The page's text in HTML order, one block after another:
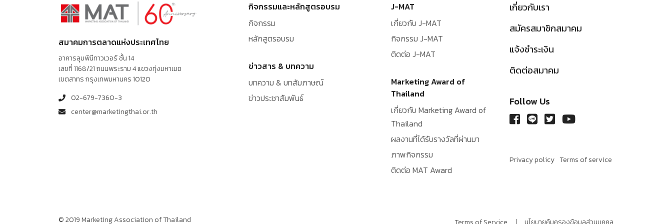
สมาคมการตลาดแห่งประเทศไทย
อาคารลุมพินีทาวเวอร์ ชั้น 14
เลขที่ 1168/21 ถนนพระราม 4 แขวงทุ่งมหาเมฆ
เขตสาทร กรุงเทพมหานคร 10120
02-679-7360-3
center@marketingthai.or.th
กิจกรรมและหลักสูตรอบรม
กิจกรรม
หลักสูตรอบรม
ข่าวสาร & บทความ
บทความ & บทสัมภาษณ์
ข่าวประชาสัมพันธ์
J-MAT
เกี่ยวกับ J-MAT
กิจกรรม J-MAT
ติดต่อ J-MAT
Marketing Award of
Thailand
เกี่ยวกับ Marketing Award of
Thailand
ผลงานที่ได้รับรางวัลที่ผ่านมา
ภาพกิจกรรม
ติดต่อ MAT Award
เกี่ยวกับเรา
สมัครสมาชิกสมาคม
แจ้งชำระเงิน
ติดต่อสมาคม
Follow Us
Privacy policy Terms of service
© 2019 Marketing Association of Thailand